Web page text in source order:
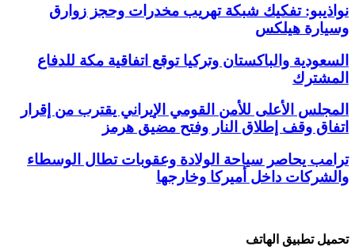
نواذيبو: تفكيك شبكة تهريب مخدرات وحجز زوارق
وسيارة هيلكس
السعودية والباكستان وتركيا توقع اتفاقية مكة للدفاع
المشترك
المجلس الأعلى للأمن القومي الإيراني يقترب من إقرار
اتفاق وقف إطلاق النار وفتح مضيق هرمز
ترامب يحاصر سياحة الولادة وعقوبات تطال الوسطاء
والشركات داخل أميركا وخارجها
تحميل تطبيق الهاتف